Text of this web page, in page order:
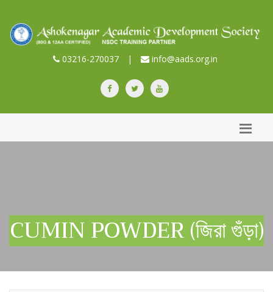
03216-270037 | info@aads.org.in
CUMIN POWDER (জিরা গুঁড়া)